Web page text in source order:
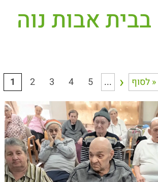
אבות נוה
1 2 3 4 5 ... › לסוף »